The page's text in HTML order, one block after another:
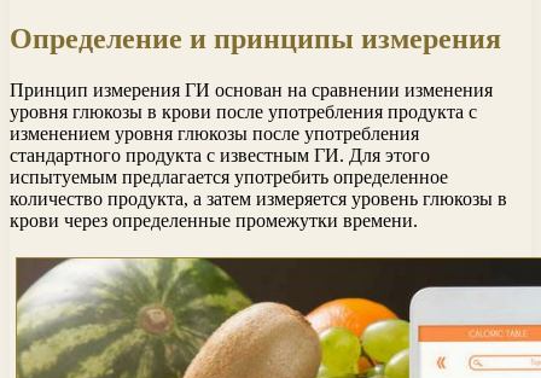
Определение и принципы измерения
Принцип измерения ГИ основан на сравнении изменения
уровня глюкозы в крови после употребления продукта с
изменением уровня глюкозы после употребления
стандартного продукта с известным ГИ. Для этого
испытуемым предлагается употребить определенное
количество продукта, а затем измеряется уровень глюкозы в
крови через определенные промежутки времени.